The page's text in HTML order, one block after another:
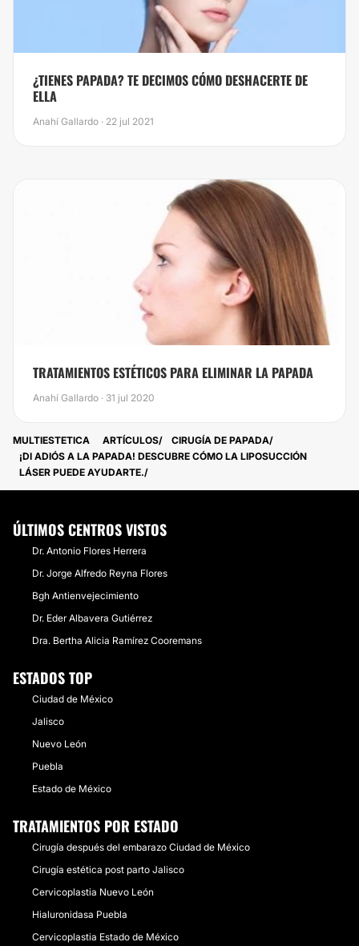
​¿TIENES PAPADA? TE DECIMOS CÓMO DESHACERTE DE
ELLA
Anahí Gallardo · 22 jul 2021
TRATAMIENTOS ESTÉTICOS PARA ELIMINAR LA PAPADA
Anahí Gallardo · 31 jul 2020
MULTIESTETICA ARTÍCULOS
CIRUGÍA DE PAPADA
¡DI ADIÓS A LA PAPADA! DESCUBRE CÓMO LA LIPOSUCCIÓN
LÁSER PUEDE AYUDARTE.
ÚLTIMOS CENTROS VISTOS
Dr. Antonio Flores Herrera
Dr. Jorge Alfredo Reyna Flores
Bgh Antienvejecimiento
Dr. Eder Albavera Gutiérrez
Dra. Bertha Alicia Ramírez Cooremans
ESTADOS TOP
Ciudad de México
Jalisco
Nuevo León
Puebla
Estado de México
TRATAMIENTOS POR ESTADO
Cirugía después del embarazo Ciudad de México
Cirugía estética post parto Jalisco
Cervicoplastia Nuevo León
Hialuronidasa Puebla
Cervicoplastia Estado de México